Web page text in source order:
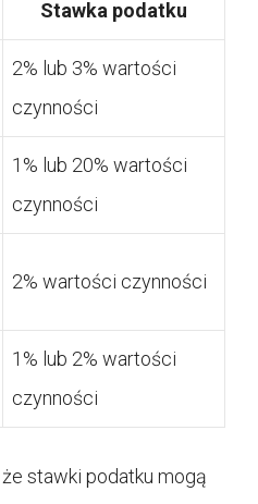
Stawka podatku
2% lub 3% wartości
czynności
1% lub 20% wartości
czynności
2% wartości czynności
1% lub 2% wartości
czynności
stawki podatku mogą